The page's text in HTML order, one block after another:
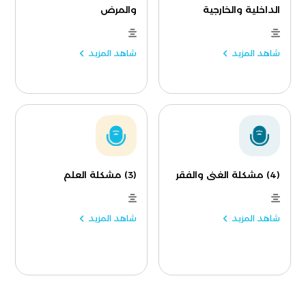
الداخلية والخارجية
شاهد المزيد
والمرض
شاهد المزيد
(4) مشكلة الغنى والفقر
شاهد المزيد
(3) مشكلة العلم
شاهد المزيد